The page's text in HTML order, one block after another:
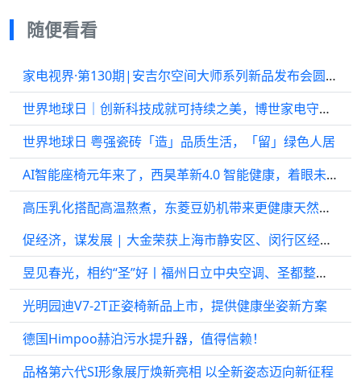
随便看看
家电视界·第130期|安吉尔空间大师系列新品发布会圆满举办等8条
世界地球日｜创新科技成就可持续之美，博世家电守护绿色品质生活
世界地球日 粤强瓷砖「造」品质生活，「留」绿色人居
AI智能座椅元年来了，西昊革新4.0 智能健康，着眼未来
高压乳化搭配高温熬煮，东菱豆奶机带来更健康天然的营养补给
促经济，谋发展 | 大金荣获上海市静安区、闵行区经济贡献企业双料荣誉
昱见春光，相约“圣”好丨福州日立中央空调、圣都整装交流分享会
光明园迪V7-2T正姿椅新品上市，提供健康坐姿新方案
德国Himpoo赫泊污水提升器，值得信赖！
品格第六代SI形象展厅焕新亮相 以全新姿态迈向新征程